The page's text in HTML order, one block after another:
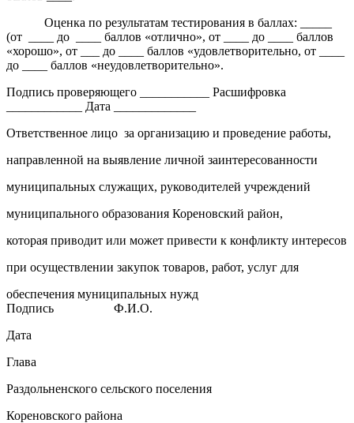
Оценка по результатам тестирования в баллах: _____
(от ____ до ____ баллов «отлично», от ____ до ____ баллов
«хорошо», от ___ до ____ баллов «удовлетворительно, от ____
до ____ баллов «неудовлетворительно».
Подпись проверяющего ___________ Расшифровка
____________ Дата _____________
Ответственное лицо за организацию и проведение работы,
направленной на выявление личной заинтересованности
муниципальных служащих, руководителей учреждений
муниципального образования Кореновский район,
которая приводит или может привести к конфликту интересов
при осуществлении закупок товаров, работ, услуг для
обеспечения муниципальных нужд
Подпись Ф.И.О.
Дата
Глава
Раздольненского сельского поселения
Кореновского района